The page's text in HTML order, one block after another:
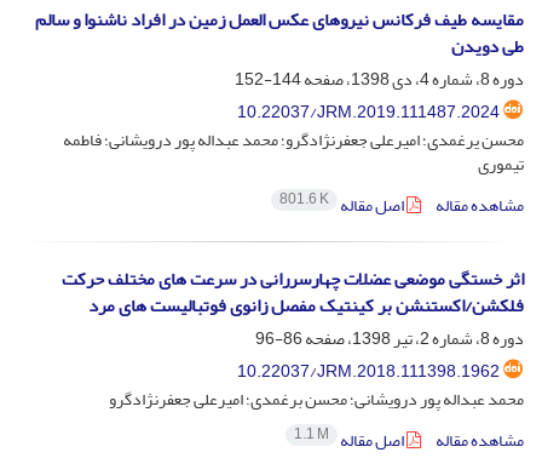
مقایسه طیف فرکانس نیروهای عکس العمل زمین در افراد ناشنوا و سالم
طی دویدن
دوره 8، شماره 4، دی 1398، صفحه
144-152
10.22037/JRM.2019.111487.2024
محسن یرغمدی؛ امیرعلی جعفرنژادگرو؛ محمد عبداله پور درویشانی؛ فاطمه
تیموری
مشاهده مقاله
اصل مقاله 801.6 K
اثر خستگی موضعی عضلات چهارسررانی در سرعت های مختلف حرکت
فلکشن/اکستنشن بر کینتیک مفصل زانوی فوتبالیست های مرد
دوره 8، شماره 2، تیر 1398، صفحه
86-96
10.22037/JRM.2018.111398.1962
محمد عبداله پور درویشانی؛ محسن برغمدی؛ امیرعلی جعفرنژادگرو
مشاهده مقاله
اصل مقاله 1.1 M